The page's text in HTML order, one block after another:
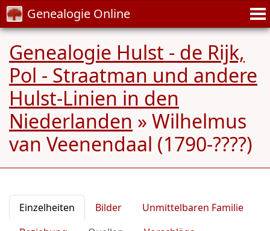
Genealogie Online
Genealogie Hulst - de Rijk,
Pol - Straatman und andere
Hulst-Linien in den
Niederlanden » Wilhelmus
van Veenendaal (1790-????)
Einzelheiten Bilder
Unmittelbaren Familie